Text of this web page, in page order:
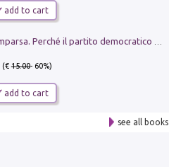
add to cart
(€15.00- 60%)
add to cart
see all books